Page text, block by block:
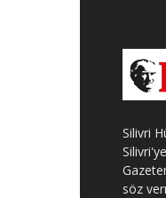
Silivri
söz